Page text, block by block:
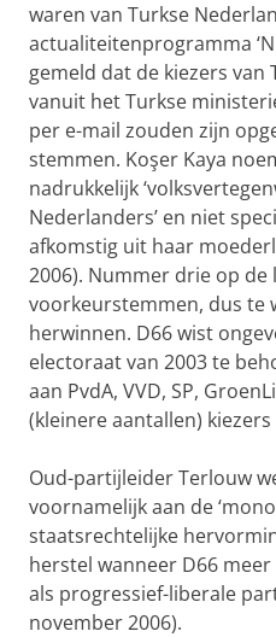
waren van Turkse
actualiteitenprogramma
gemeld dat de kiezers van
vanuit het Turkse
per e-mail zouden zijn
stemmen. Koşer Kaya
nadrukkelijk
Nederlanders’ en niet
afkomstig uit haar
2006). Nummer drie op de
voorkeurstemmen, dus te
herwinnen. D66 wist
electoraat van 2003 te
aan PvdA, VVD, SP,
(kleinere aantallen) kiezers
Oud-partijleider Terlouw
voornamelijk aan de
staatsrechtelijke
herstel wanneer D66
als progres­sief-liberale
november 2006).